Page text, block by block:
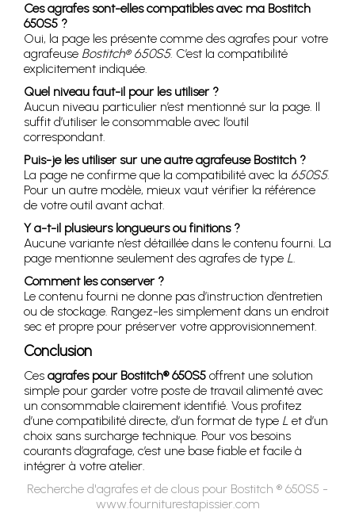
Ces agrafes sont-elles compatibles avec ma Bostitch
650S5 ?
Oui, la page les présente comme des agrafes pour votre
agrafeuse Bostitch® 650S5. C’est la compatibilité
explicitement indiquée.
Quel niveau faut-il pour les utiliser ?
Aucun niveau particulier n’est mentionné sur la page. Il
suffit d’utiliser le consommable avec l’outil
correspondant.
Puis-je les utiliser sur une autre agrafeuse Bostitch ?
La page ne confirme que la compatibilité avec la 650S5.
Pour un autre modèle, mieux vaut vérifier la référence
de votre outil avant achat.
Y a-t-il plusieurs longueurs ou finitions ?
Aucune variante n’est détaillée dans le contenu fourni. La
page mentionne seulement des agrafes de type L.
Comment les conserver ?
Le contenu fourni ne donne pas d’instruction d’entretien
ou de stockage. Rangez-les simplement dans un endroit
sec et propre pour préserver votre approvisionnement.
Conclusion
Ces agrafes pour Bostitch® 650S5 offrent une solution
simple pour garder votre poste de travail alimenté avec
un consommable clairement identifié. Vous profitez
d’une compatibilité directe, d’un format de type L et d’un
choix sans surcharge technique. Pour vos besoins
courants d’agrafage, c’est une base fiable et facile à
intégrer à votre atelier.
Recherche d'agrafes et de clous pour Bostitch ® 650S5 -
www.fourniturestapissier.com